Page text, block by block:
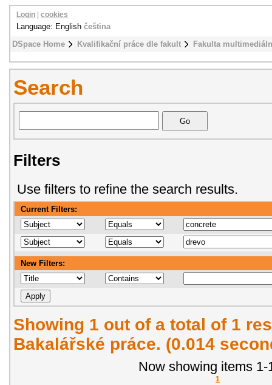
DSpace Home Kvalifikační práce dle fakult Fakulta
Login cookies
Language: English čeština
Search
Filters
Use filters to refine the search results.
Current Filters:
New Filters:
Showing 1 out of a total of 1
Bakalářské práce. (0.014
Now showing items 1-
1